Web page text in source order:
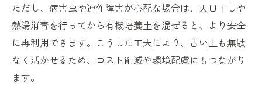
ただし、病害虫や連作障害が心配な場合は、天日干しや
熱湯消毒を行ってから有機培養土を混ぜると、より安全
に再利用できます。こうした工夫により、古い土も無駄
なく活かせるため、コスト削減や環境配慮にもつながり
ます。